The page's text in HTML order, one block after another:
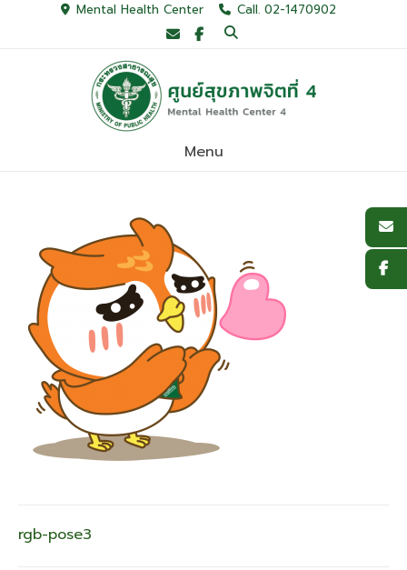
Mental Health Center Call. 02-1470902
Menu
แนะแนว
rgb-pose3